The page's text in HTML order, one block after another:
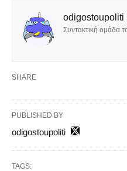
odigostoupoliti
Συντακτική ομάδα
SHARE
PUBLISHED BY
odigostoupoliti
TAGS: